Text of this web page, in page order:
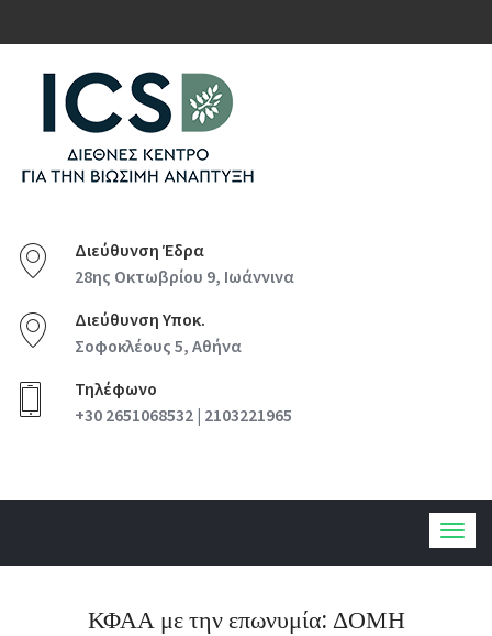
Διεύθυνση Έδρα
28ης Οκτωβρίου 9, Ιωάννινα
Διεύθυνση Υποκ.
Σοφοκλέους 5, Αθήνα
Τηλέφωνο
+30 2651068532 | 2103221965
ΚΦΑΑ με την επωνυμία: ΔΟΜΗ